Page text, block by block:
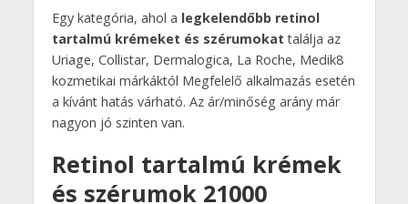
Egy kategória, ahol a legkelendőbb retinol
tartalmú krémeket és szérumokat találja az
Uriage, Collistar, Dermalogica, La Roche, Medik8
kozmetikai márkáktól Megfelelő alkalmazás esetén
a kívánt hatás várható. Az ár/minőség arány már
nagyon jó szinten van.
Retinol tartalmú krémek
és szérumok 21000